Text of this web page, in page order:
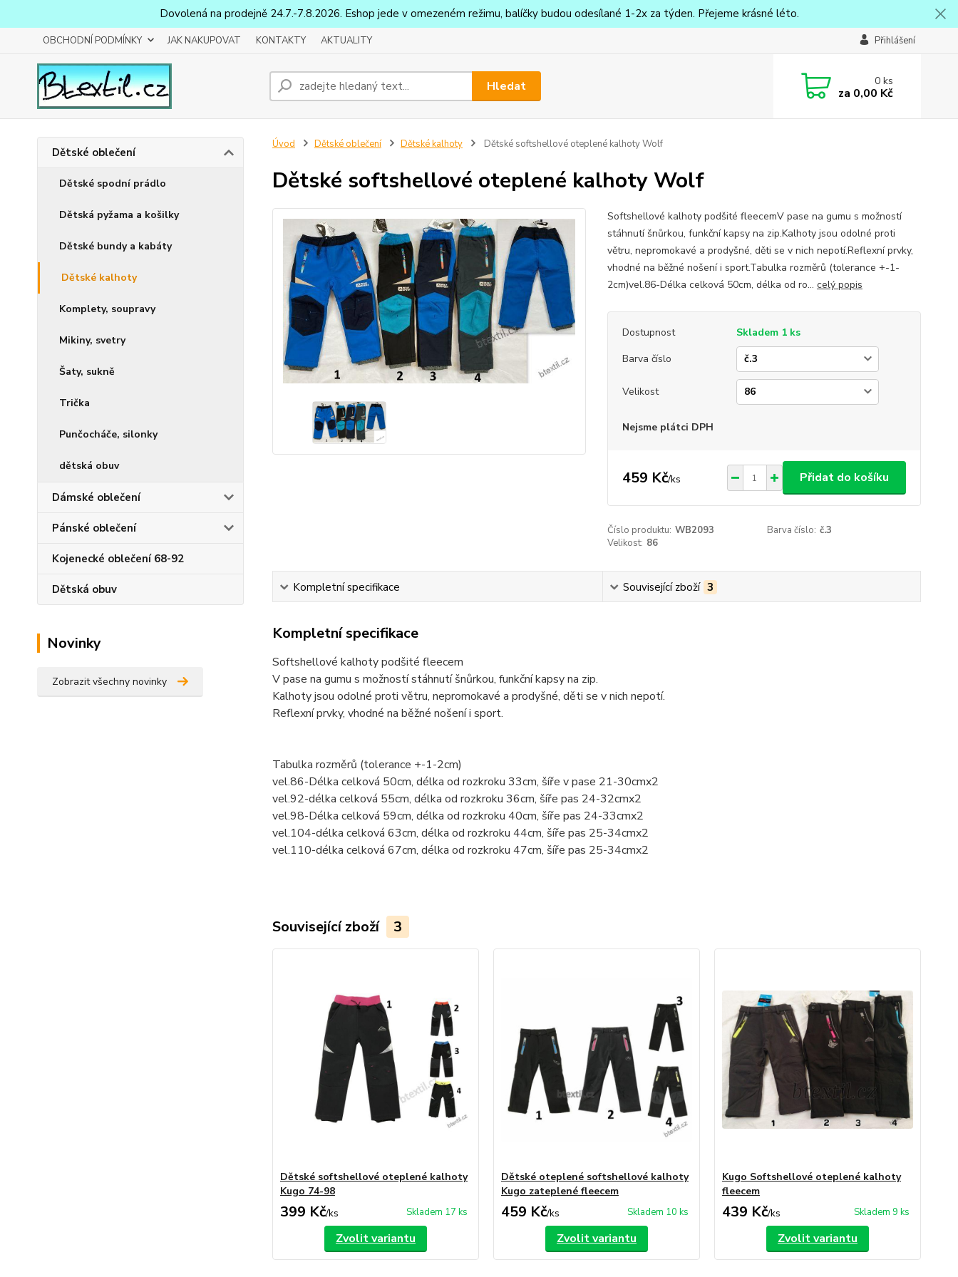
Dovolená na prodejně 24.7.-7.8.2026. Eshop jede v omezeném režimu, balíčky budou odesílané 1-2x za týden. Přejeme krásné léto.
OBCHODNÍ PODMÍNKY JAK NAKUPOVAT KONTAKTY AKTUALITY Přihlášení
Hledat 0ks
za 0,00 Kč
Dětské oblečení
Dětské spodní prádlo
Dětská pyžama a košilky
Dětské bundy a kabáty
Dětské kalhoty
Komplety, soupravy
Mikiny, svetry
Šaty, sukně
Trička
Punčocháče, silonky
dětská obuv
Dámské oblečení
Pánské oblečení
Kojenecké oblečení 68-92
Dětská obuv
Novinky
Zobrazit všechny novinky
Úvod Dětské oblečení Dětské kalhoty Dětské softshellové oteplené kalhoty Wolf
Dětské softshellové oteplené kalhoty Wolf
Softshellové kalhoty podšité fleecemV pase na gumu s možností
stáhnutí šnůrkou, funkční kapsy na zip.Kalhoty jsou odolné proti
větru, nepromokavé a prodyšné, děti se v nich nepotí.Reflexní prvky,
vhodné na běžné nošení i sport.Tabulka rozměrů (tolerance +-1-
2cm)vel.86-Délka celková 50cm, délka od ro... celý popis
Dostupnost
Skladem 1 ks
Barva číslo
Velikost
Nejsme plátci DPH
459 Kč/ks Přidat do košíku
Číslo produktu: WB2093 Barva číslo: č.3
Velikost: 86
Kompletní specifikace Související zboží 3
Kompletní specifikace
Softshellové kalhoty podšité fleecem
V pase na gumu s možností stáhnutí šnůrkou, funkční kapsy na zip.
Kalhoty jsou odolné proti větru, nepromokavé a prodyšné, děti se v nich nepotí.
Reflexní prvky, vhodné na běžné nošení i sport.
Tabulka rozměrů (tolerance +-1-2cm)
vel.86-Délka celková 50cm, délka od rozkroku 33cm, šíře v pase 21-30cmx2
vel.92-délka celková 55cm, délka od rozkroku 36cm, šíře pas 24-32cmx2
vel.98-Délka celková 59cm, délka od rozkroku 40cm, šíře pas 24-33cmx2
vel.104-délka celková 63cm, délka od rozkroku 44cm, šíře pas 25-34cmx2
vel.110-délka celková 67cm, délka od rozkroku 47cm, šíře pas 25-34cmx2
Související zboží 3
Dětské softshellové oteplené kalhoty
Kugo 74-98
399 Kč/ks Skladem 17 ks
Zvolit variantu
Dětské oteplené softshellové kalhoty
Kugo zateplené fleecem
459 Kč/ks Skladem 10 ks
Zvolit variantu
Kugo Softshellové oteplené kalhoty
fleecem
439 Kč/ks Skladem 9 ks
Zvolit variantu